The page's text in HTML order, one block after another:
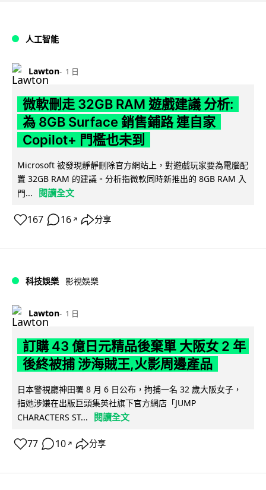
人工智能
Lawton 1 日
微軟刪走 32GB RAM 遊戲建議 分析:
為 8GB Surface 銷售鋪路 連自家
Copilot+ 門檻也未到
Microsoft 被發現靜靜刪除官方網站上，對遊戲玩家要為電腦配
置 32GB RAM 的建議。分析指微軟同時新推出的 8GB RAM 入
門...
閱讀全文
167 16 ↗ 分享
科技娛樂 影視娛樂
Lawton 1 日
訂購 43 億日元精品後棄單 大阪女 2 年
後終被捕 涉海賊王,火影周邊產品
日本警視廳神田署 8 月 6 日公布，拘捕一名 32 歲大阪女子，
指她涉嫌在出版巨頭集英社旗下官方網店「JUMP
CHARACTERS ST...
閱讀全文
77 10 ↗ 分享